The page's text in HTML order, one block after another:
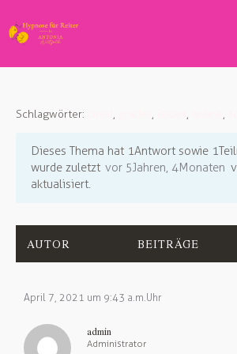
Schlagwörter: , , , ,
Dieses Thema hat 1 Antwort sowie 1
wurde zuletzt vor 5 Jahren, 4 Monaten
aktualisiert.
AUTOR BEITRÄGE
April 7, 2021 um 9:43 a.m. Uhr
admin
Administrator